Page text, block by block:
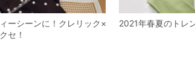
ーシーンに！クレリック×
セ！
2021年春夏のトレ